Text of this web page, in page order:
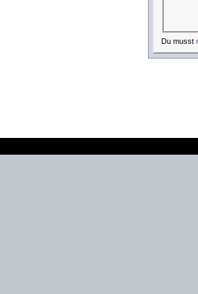
Du musst